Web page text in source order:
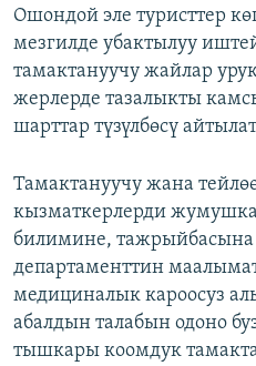
Ошондой эле туристтер
мезгилде убактылуу
тамактануучу жайлар
жерлерде тазалыкты
шарттар түзүлбөсү
Тамактануучу жана
кызматкерлерди жумушка
билимине, тажрыйбасына
департаменттин
медициналык кароосуз
абалдын талабын одоно
тышкары коомдук